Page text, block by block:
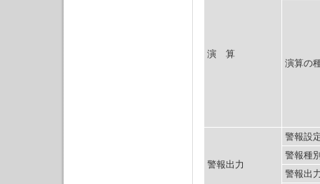
演 算
演算の
警報出力
警報設
警報種
警報出